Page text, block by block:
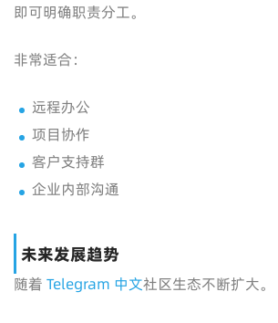
即可明确职责分工。
非常适合：
远程办公
项目协作
客户支持群
企业内部沟通
未来发展趋势
随着 Telegram 中文社区生态不断扩大。